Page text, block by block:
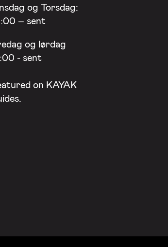
og Torsdag:
– sent
og lørdag
- sent
on KAYAK